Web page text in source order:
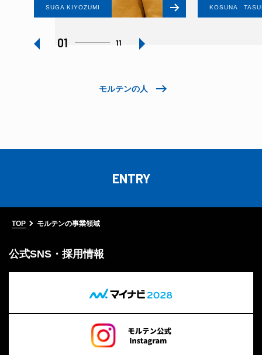
SUGA KIYOZUMI KOSUNA
01 / 11
モルテンの人
ENTRY
TOP モルテンの事業領域
公式SNS・採用情報